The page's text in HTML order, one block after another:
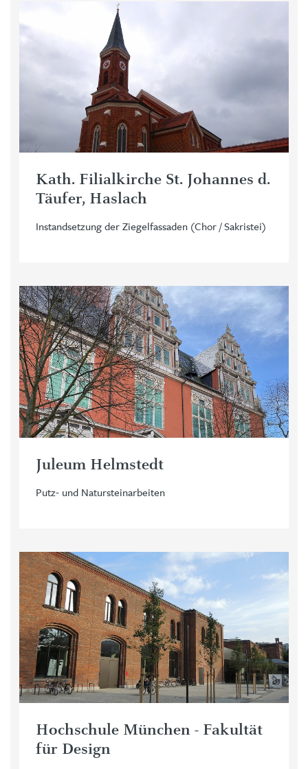
Kath. Filialkirche St. Johannes d.
Täufer, Haslach
Instandsetzung der Ziegelfassaden (Chor / Sakristei)
Juleum Helmstedt
Putz- und Natursteinarbeiten
Hochschule München - Fakultät
für Design